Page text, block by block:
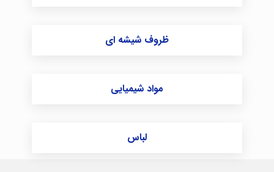
ظروف شیشه ای
مواد شیمیایی
لباس